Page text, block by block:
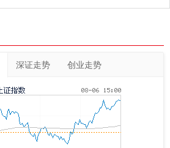
深证走势 创业走势